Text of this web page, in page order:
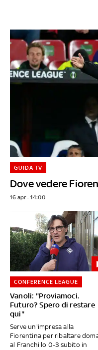
Dove vedere
GUIDA TV
16 apr - 14:00
Vanoli: "Proviamoci.
Futuro? Spero di restare
qui"
CONFERENCE LEAGUE
Serve un'impresa alla
Fiorentina per ribaltare
al Franchi lo 0-3 subito in